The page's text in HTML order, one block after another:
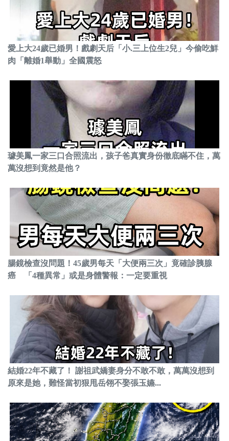
愛上大24歲已婚男！戲劇天后「小.三上位生2兒」今偷吃鮮
肉「離婚1舉動」全國震怒
璩美鳳一家三口合照流出，孩子爸真實身份徹底瞞不住，萬
萬沒想到竟然是他？
腸鏡檢查沒問題！45歲男每天「大便兩三次」竟確診胰腺
癌 「4種異常」或是身體警報：一定要重視
結婚22年不藏了！ 謝祖武嬌妻身分不敢不敢，萬萬沒想到
原來是她，難怪當初狠甩岳翎不娶張玉嬿...